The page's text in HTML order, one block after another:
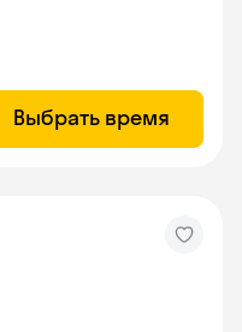
Выбрать время